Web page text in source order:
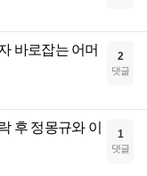
바로잡는 어머
2
댓글
후 정몽규와 이
1
댓글